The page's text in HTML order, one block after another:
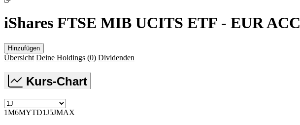
iShares FTSE MIB UCITS ETF - EUR ACC
Hinzufügen
Übersicht Deine Holdings (0) Dividenden
Kurs-Chart
1M6MYTD1J5JMAX